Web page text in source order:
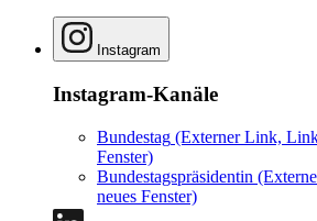
Instagram
Instagram-Kanäle
Bundestag (Externer Link,
Fenster)
Bundestagspräsidentin
neues Fenster)